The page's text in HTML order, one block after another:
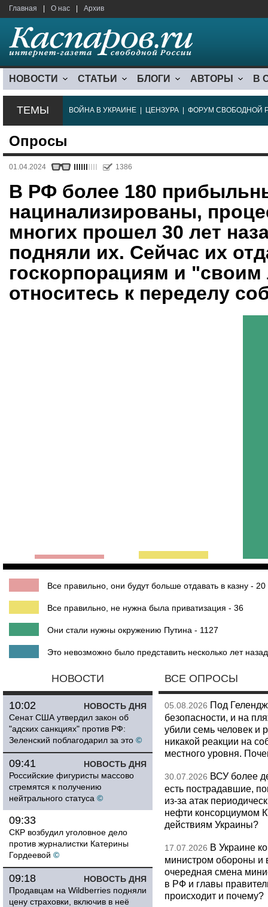
Главная О нас Архив
НОВОСТИ СТАТЬИ БЛОГИ АВТОРЫ В
ТЕМЫ ВОЙНА В УКРАИНЕ ЦЕНЗУРА ФОРУМ СВОБОДНОЙ
Опросы
01.04.2024 1386
В РФ более 180
нацинализированы,
многих прошел 30 лет
подняли их. Сейчас их
госкорпорациям и
относитесь к переделу
Все правильно, они будут больше отдавать в казну - 20
Все правильно, не нужна была приватизация - 36
Они стали нужны окружению Путина - 1127
Это невозможно было представить несколько лет
НОВОСТИ
НОВОСТЬ ДНЯ
10:02
Сенат США утвердил закон об
"адских санкциях" против РФ:
Зеленский поблагодарил за это ©
НОВОСТЬ ДНЯ
09:41
Российские фигуристы массово
стремятся к получению
нейтрального статуса ©
09:33
СКР возбудил уголовное дело
против журналистки Катерины
Гордеевой ©
НОВОСТЬ ДНЯ
09:18
Продавцам на Wildberries подняли
цену страховки, включив в неё
ВСЕ ОПРОСЫ
05.08.2026 Под
безопасности, и на
убили семь человек и
никакой реакции на
местного уровня.
30.07.2026 ВСУ более
есть пострадавшие,
из-за атак
нефти консорциумом
действиям Украины?
17.07.2026 В Украине
министром обороны и
очередная смена
в РФ и главы
происходит и почему?